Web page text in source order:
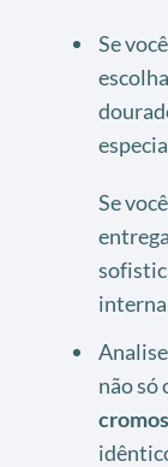
Se
Se
não só
cromos